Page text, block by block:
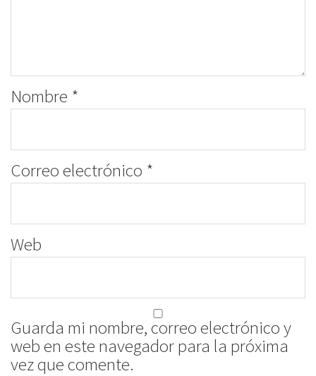
Nombre *
Correo electrónico *
Web
Guarda mi nombre, correo electrónico y
web en este navegador para la próxima
vez que comente.